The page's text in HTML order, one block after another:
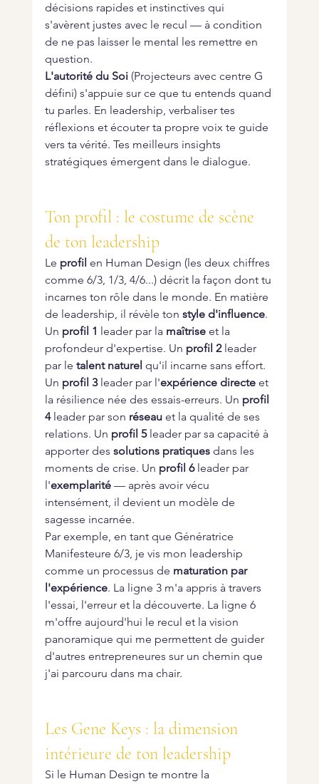
décisions rapides et instinctives qui
s'avèrent justes avec le recul — à condition
de ne pas laisser le mental les remettre en
question.
L'autorité du Soi (Projecteurs avec centre G
défini) s'appuie sur ce que tu entends quand
tu parles. En leadership, verbaliser tes
réflexions et écouter ta propre voix te guide
vers ta vérité. Tes meilleurs insights
stratégiques émergent dans le dialogue.
Ton profil : le costume de scène
de ton leadership
Le profil en Human Design (les deux chiffres
comme 6/3, 1/3, 4/6...) décrit la façon dont tu
incarnes ton rôle dans le monde. En matière
de leadership, il révèle ton style d'influence.
Un profil 1 leader par la maîtrise et la
profondeur d'expertise. Un profil 2 leader
par le talent naturel qu'il incarne sans effort.
Un profil 3 leader par l'expérience directe et
la résilience née des essais-erreurs. Un profil
4 leader par son réseau et la qualité de ses
relations. Un profil 5 leader par sa capacité à
apporter des solutions pratiques dans les
moments de crise. Un profil 6 leader par
l'exemplarité — après avoir vécu
intensément, il devient un modèle de
sagesse incarnée.
Par exemple, en tant que Génératrice
Manifesteure 6/3, je vis mon leadership
comme un processus de maturation par
l'expérience. La ligne 3 m'a appris à travers
l'essai, l'erreur et la découverte. La ligne 6
m'offre aujourd'hui le recul et la vision
panoramique qui me permettent de guider
d'autres entrepreneures sur un chemin que
j'ai parcouru dans ma chair.
Les Gene Keys : la dimension
intérieure de ton leadership
Si le Human Design te montre la